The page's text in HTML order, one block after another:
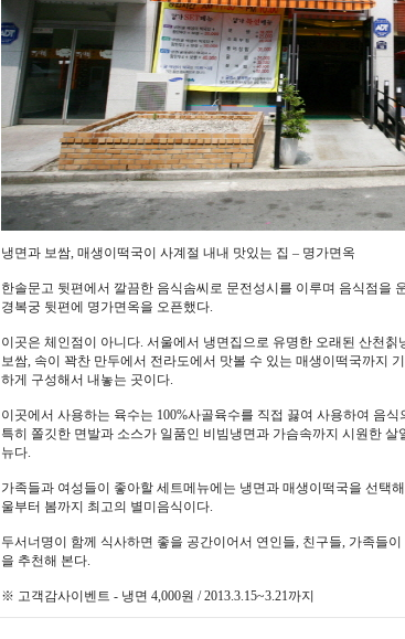
냉면과 보쌈, 매생이떡국이 사계절 내내 맛있는 집 – 명가면옥
한솔문고 뒷편에서 깔끔한 음식솜씨로 문전성시를 이루며 음식점을
경복궁 뒷편에 명가면옥을 오픈했다.
이곳은 체인점이 아니다. 서울에서 냉면집으로 유명한 오래된 산천칡
보쌈, 속이 꽉찬 만두에서 전라도에서 맛볼 수 있는 매생이떡국까지
하게 구성해서 내놓는 곳이다.
이곳에서 사용하는 육수는 100%사골육수를 직접 끓여 사용하여 음
특히 쫄깃한 면발과 소스가 일품인 비빔냉면과 가슴속까지 시원한 살
뉴다.
가족들과 여성들이 좋아할 세트메뉴에는 냉면과 매생이떡국을 선택
울부터 봄까지 최고의 별미음식이다.
두서너명이 함께 식사하면 좋을 공간이어서 연인들, 친구들, 가족들
을 추천해 본다.
※ 고객감사이벤트 - 냉면 4,000원 / 2013.3.15~3.21까지